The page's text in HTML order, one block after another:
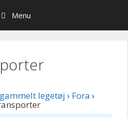
Menu
legetøj › Fora ›